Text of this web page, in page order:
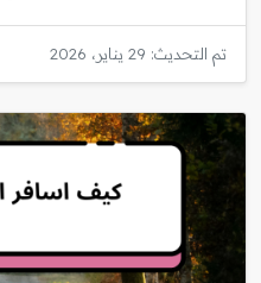
تم التحديث: 29 يناير، 2026